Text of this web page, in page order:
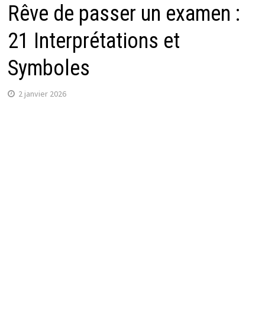
Rêve de passer un examen :
21 Interprétations et
Symboles
2 janvier 2026